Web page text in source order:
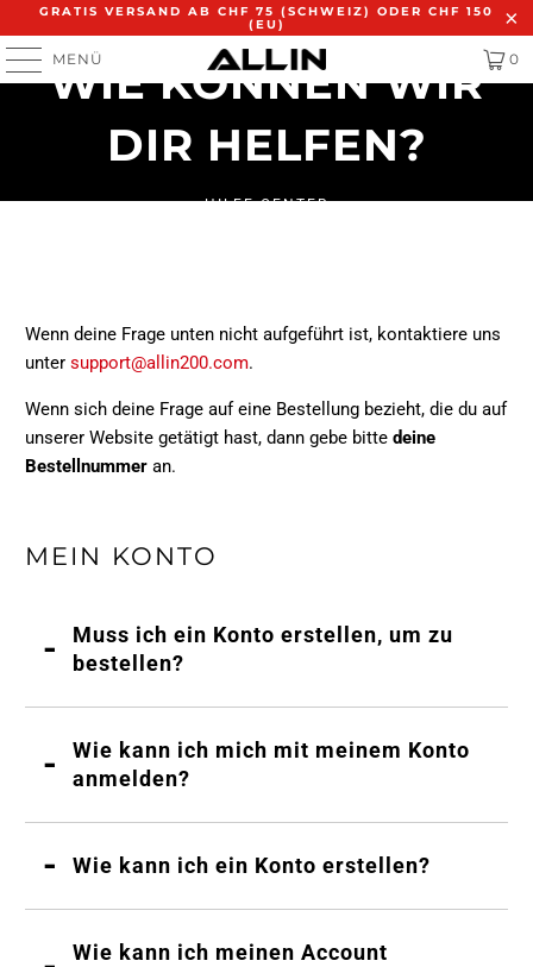
GRATIS VERSAND AB CHF 75 (SCHWEIZ) ODER CHF 150
(EU)
MENÜ 0
WIE KÖNNEN WIR
DIR HELFEN?
HILFE CENTER
Wenn deine Frage unten nicht aufgeführt ist, kontaktiere uns
untersupport@allin200.com.
Wenn sich deine Frage auf eine Bestellung bezieht, die du auf
unserer Website getätigt hast, dann gebe bittedeine
Bestellnummer an.
MEIN KONTO
Muss ich ein Konto erstellen, um zu
bestellen?
Wie kann ich mich mit meinem Konto
anmelden?
Wie kann ich ein Konto erstellen?
Wie kann ich meinen Account